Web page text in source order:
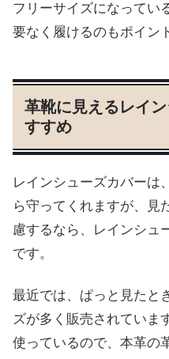
フリーサイズになってい
要なく履けるのもポイン
革靴に見えるレイ
すすめ
レインシューズカバーは
ら守ってくれますが、見
慮するなら、レインシュ
です。
最近では、ぱっと見たと
ズが多く販売されていま
使っているので、本革の